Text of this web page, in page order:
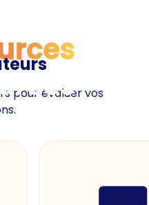
pour évaluer vos